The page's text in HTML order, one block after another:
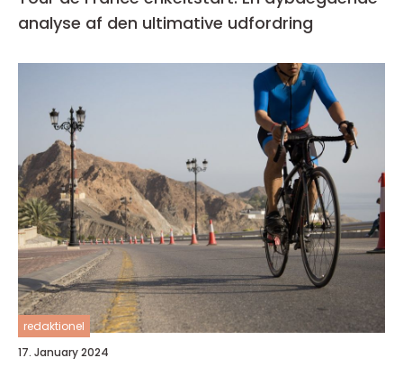
analyse af den ultimative udfordring
redaktionel
17. January 2024